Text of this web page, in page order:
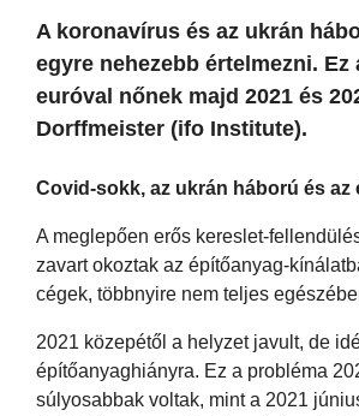
A koronavírus és az ukrán
egyre nehezebb értelmezni.
euróval nőnek majd 2021 és
Dorffmeister (ifo Institute).
Covid-sokk, az ukrán háború és az
A meglepően erős kereslet-
zavart okoztak az építőanyag-
cégek, többnyire nem teljes
2021 közepétől a helyzet javult, de
építőanyaghiányra. Ez a probléma
súlyosabbak voltak, mint a 2021